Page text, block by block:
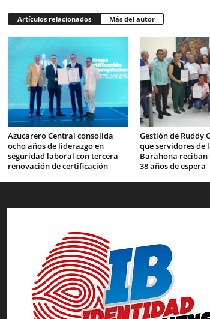
Artículos relacionados Más del autor
Azucarero Central consolida
ocho años de liderazgo en
seguridad laboral con tercera
renovación de certificación
Gestión de Ruddy
que servidores de
Barahona
38 años de espera